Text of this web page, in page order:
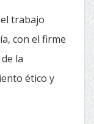
trabajo
con el firme
la
ético y